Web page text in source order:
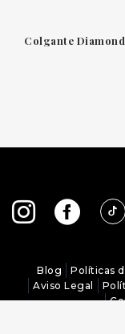
Blog Políticas
Aviso Legal